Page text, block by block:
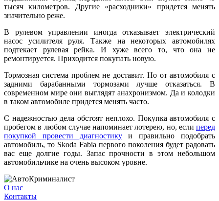
тысяч километров. Другие «расходники» придется менять
значительно реже.
В рулевом управлении иногда отказывает электрический
насос усилителя руля. Также на некоторых автомобилях
подтекает рулевая рейка. И хуже всего то, что она не
ремонтируется. Приходится покупать новую.
Тормозная система проблем не доставит. Но от автомобиля с
задними барабанными тормозами лучше отказаться. В
современном мире они выглядят анахронизмом. Да и колодки
в таком автомобиле придется менять часто.
С надежностью дела обстоят неплохо. Покупка автомобиля с
пробегом в любом случае напоминает лотерею, но, если перед
покупкой провести диагностикуи правильно подобрать
автомобиль, то Skoda Fabia первого поколения будет радовать
вас еще долгие годы. Запас прочности в этом небольшом
автомобильчике на очень высоком уровне.
О нас
Контакты